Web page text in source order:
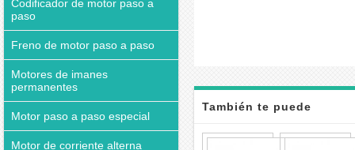
Codificador de motor paso a
paso
Freno de motor paso a paso
Motores de imanes
permanentes
Motor paso a paso especial
Motor de corriente alterna
También te puede
interesar